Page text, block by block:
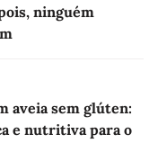
ninguém
aveia sem glúten:
e nutritiva para o